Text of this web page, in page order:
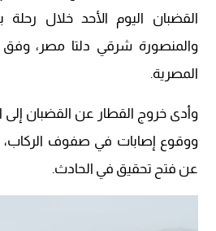
القضبان اليوم الأحد خلال رحلة
والمنصورة شرقي دلتا مصر،
المصرية.
وأدى خروج القطار عن القضبان إلى
ووقوع إصابات في صفوف الركاب،
عن فتح تحقيق في الحادث.